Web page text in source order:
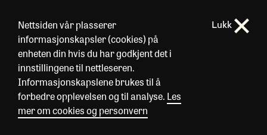
Nettsiden vår plasserer
informasjonskapsler (cookies) på
enheten din hvis du har godkjent det i
innstillingene til nettleseren.
Informasjonskapslene brukes til å
forbedre opplevelsen og til analyse. Les
mer om cookies og personvern
Lukk